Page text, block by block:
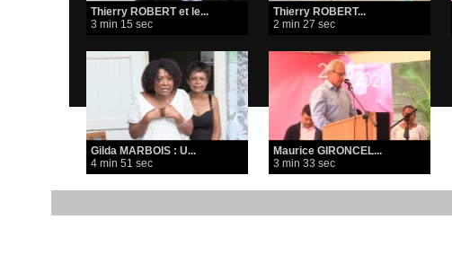
Thierry ROBERT et le...
3 min 15 sec
Thierry ROBERT...
2 min 27 sec
Gilda MARBOIS : U...
4 min 51 sec
Maurice GIRONCEL...
3 min 33 sec